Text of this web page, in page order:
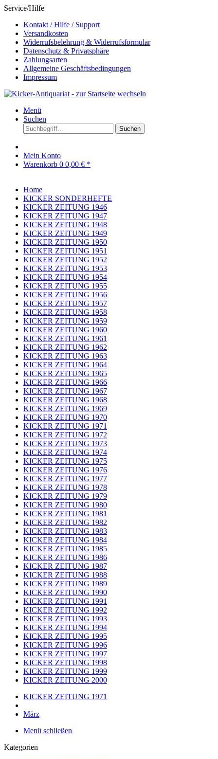
Service/Hilfe
Kontakt / Hilfe / Support
Versandkosten
Widerrufsbelehrung & Widerrufsformular
Datenschutz & Privatsphäre
Zahlungsarten
Allgemeine Geschäftsbedingungen
Impressum
Menü
Suchen
Suchen
Mein Konto
Warenkorb 0 0,00 € *
Home
KICKER SONDERHEFTE
KICKER ZEITUNG 1946
KICKER ZEITUNG 1947
KICKER ZEITUNG 1948
KICKER ZEITUNG 1949
KICKER ZEITUNG 1950
KICKER ZEITUNG 1951
KICKER ZEITUNG 1952
KICKER ZEITUNG 1953
KICKER ZEITUNG 1954
KICKER ZEITUNG 1955
KICKER ZEITUNG 1956
KICKER ZEITUNG 1957
KICKER ZEITUNG 1958
KICKER ZEITUNG 1959
KICKER ZEITUNG 1960
KICKER ZEITUNG 1961
KICKER ZEITUNG 1962
KICKER ZEITUNG 1963
KICKER ZEITUNG 1964
KICKER ZEITUNG 1965
KICKER ZEITUNG 1966
KICKER ZEITUNG 1967
KICKER ZEITUNG 1968
KICKER ZEITUNG 1969
KICKER ZEITUNG 1970
KICKER ZEITUNG 1971
KICKER ZEITUNG 1972
KICKER ZEITUNG 1973
KICKER ZEITUNG 1974
KICKER ZEITUNG 1975
KICKER ZEITUNG 1976
KICKER ZEITUNG 1977
KICKER ZEITUNG 1978
KICKER ZEITUNG 1979
KICKER ZEITUNG 1980
KICKER ZEITUNG 1981
KICKER ZEITUNG 1982
KICKER ZEITUNG 1983
KICKER ZEITUNG 1984
KICKER ZEITUNG 1985
KICKER ZEITUNG 1986
KICKER ZEITUNG 1987
KICKER ZEITUNG 1988
KICKER ZEITUNG 1989
KICKER ZEITUNG 1990
KICKER ZEITUNG 1991
KICKER ZEITUNG 1992
KICKER ZEITUNG 1993
KICKER ZEITUNG 1994
KICKER ZEITUNG 1995
KICKER ZEITUNG 1996
KICKER ZEITUNG 1997
KICKER ZEITUNG 1998
KICKER ZEITUNG 1999
KICKER ZEITUNG 2000
KICKER ZEITUNG 1971
März
Menü schließen
Kategorien